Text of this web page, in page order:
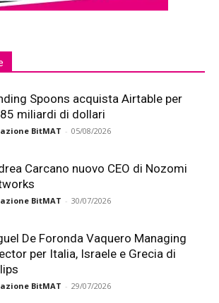
Spoons acquista Airtable per
miliardi di dollari
BitMAT - 05/08/2026
Carcano nuovo CEO di Nozomi
BitMAT - 30/07/2026
De Foronda Vaquero Managing
per Italia, Israele e Grecia di
BitMAT - 29/07/2026